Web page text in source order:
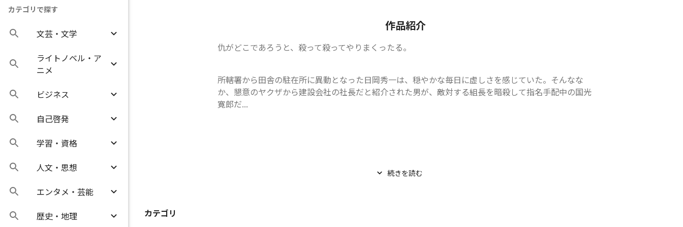
カテゴリで探す
文芸・文学
ライトノベル・ア
ニメ
ビジネス
自己啓発
学習・資格
人文・思想
エンタメ・芸能
歴史・地理
作品紹介
仇がどこであろうと、殺って殺ってやりまくったる。
所轄署から田舎の駐在所に異動となった日岡秀一は、穏やかな毎日に虚しさを感じていた。そんなな
か、懇意のヤクザから建設会社の社長だと紹介された男が、敵対する組長を暗殺して指名手配中の国光
寛郎だ...
続きを読む
カテゴリ